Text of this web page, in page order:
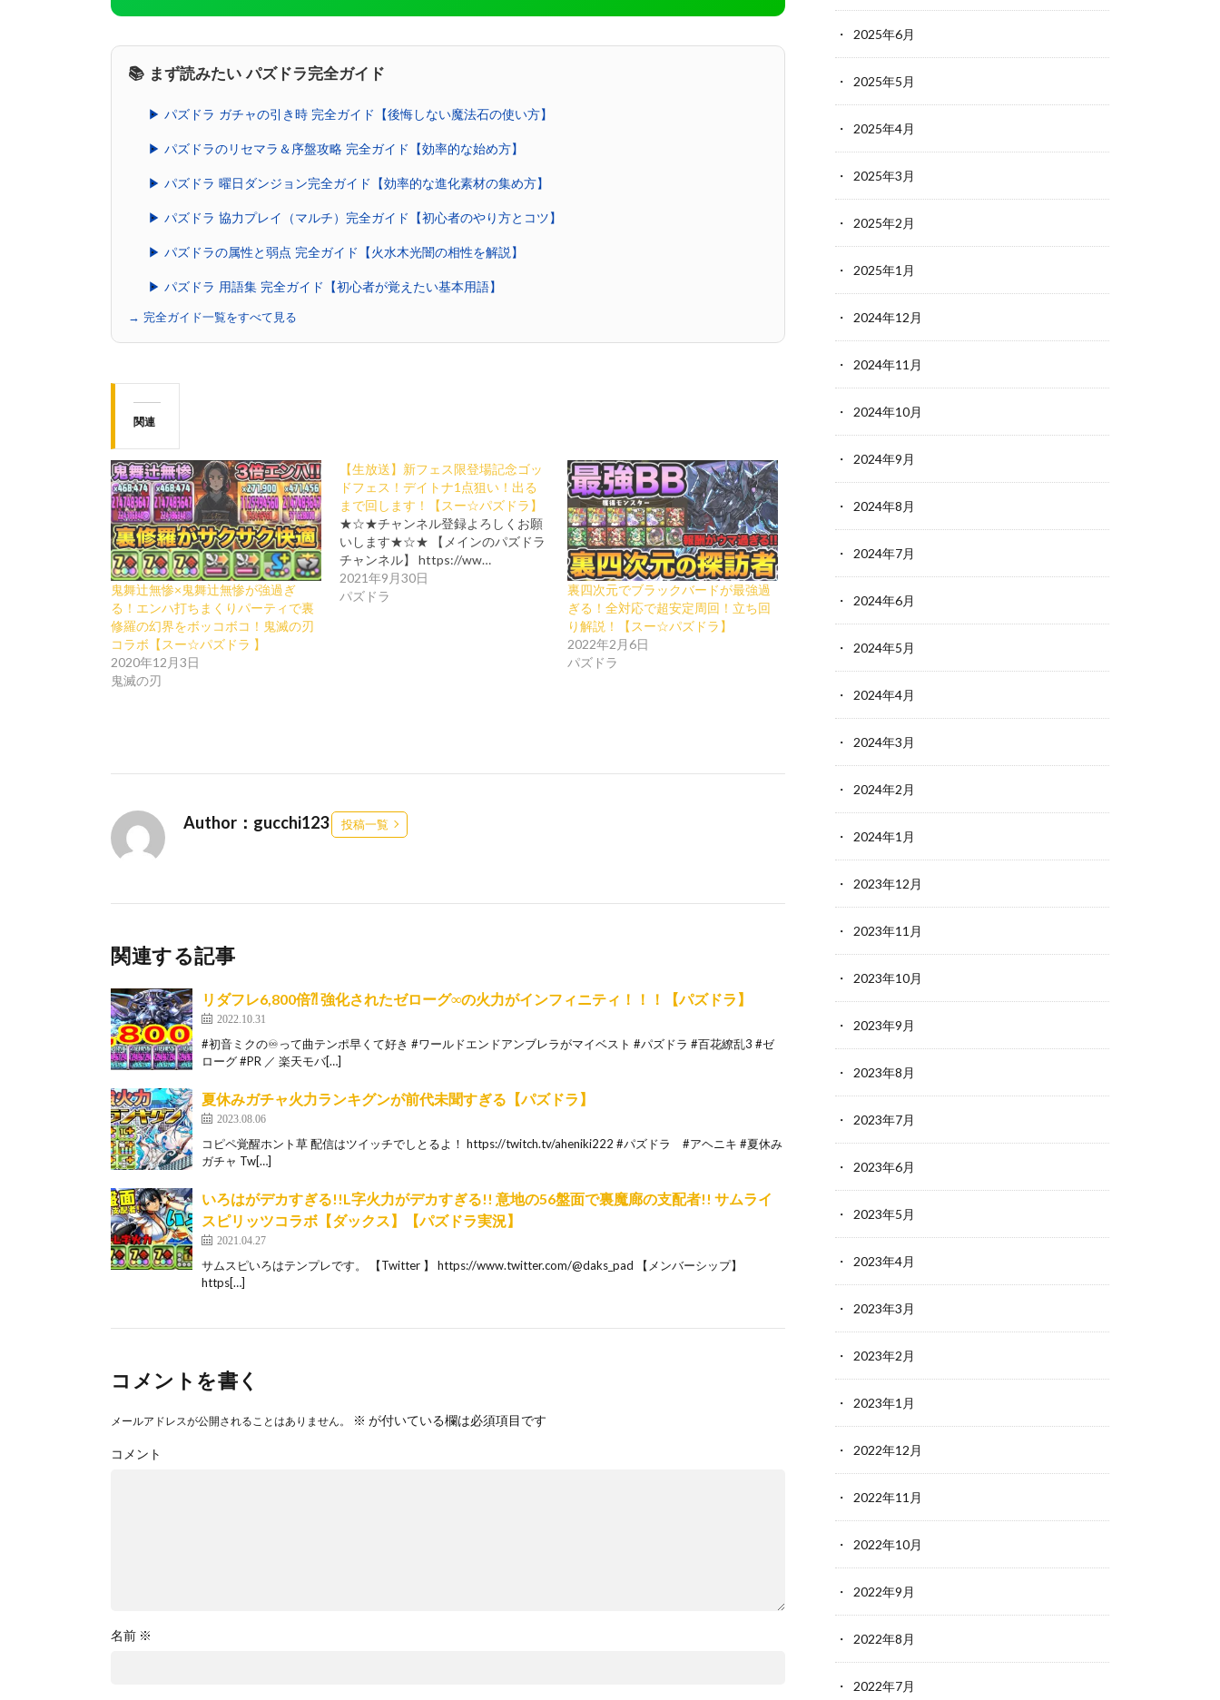
📚 まず読みたい パズドラ完全ガイド
▶ パズドラ ガチャの引き時 完全ガイド【後悔しない魔法石の使い方】
▶ パズドラのリセマラ＆序盤攻略 完全ガイド【効率的な始め方】
▶ パズドラ 曜日ダンジョン完全ガイド【効率的な進化素材の集め方】
▶ パズドラ 協力プレイ（マルチ）完全ガイド【初心者のやり方とコツ】
▶ パズドラの属性と弱点 完全ガイド【火水木光闇の相性を解説】
▶ パズドラ 用語集 完全ガイド【初心者が覚えたい基本用語】
→ 完全ガイド一覧をすべて見る
関連
鬼舞辻無惨×鬼舞辻無惨が強過ぎ
る！エンハ打ちまくりパーティで裏
修羅の幻界をボッコボコ！鬼滅の刃
コラボ【スー☆パズドラ 】
2020年12月3日
鬼滅の刃
【生放送】新フェス限登場記念ゴッ
ドフェス！デイトナ1点狙い！出る
まで回します！【スー☆パズドラ】
★☆★チャンネル登録よろしくお願
いします★☆★ 【メインのパズドラ
チャンネル】 https://ww…
2021年9月30日
パズドラ
裏四次元でブラックバードが最強過
ぎる！全対応で超安定周回！立ち回
り解説！【スー☆パズドラ】
2022年2月6日
パズドラ
Author：gucchi123 投稿一覧
関連する記事
リダフレ6,800倍⁈ 強化されたゼローグ∞の火力がインフィニティ！！！【パズドラ】
2022.10.31
#初音ミクの♾って曲テンポ早くて好き #ワールドエンドアンブレラがマイベスト #パズドラ #百花繚乱3 #ゼ
ローグ #PR ／ 楽天モバ[…]
夏休みガチャ火力ランキグンが前代未聞すぎる【パズドラ】
2023.08.06
コピペ覚醒ホント草 配信はツイッチでしとるよ！ https://twitch.tv/aheniki222 #パズドラ #アヘニキ #夏休み
ガチャ Tw[…]
いろはがデカすぎる!!L字火力がデカすぎる!! 意地の56盤面で裏魔廊の支配者!! サムライ
スピリッツコラボ【ダックス】【パズドラ実況】
2021.04.27
サムスピいろはテンプレです。 【Twitter 】 https://www.twitter.com/@daks_pad 【メンバーシップ】
https[…]
コメントを書く
メールアドレスが公開されることはありません。 ※ が付いている欄は必須項目です
コメント
名前 ※
2025年6月
2025年5月
2025年4月
2025年3月
2025年2月
2025年1月
2024年12月
2024年11月
2024年10月
2024年9月
2024年8月
2024年7月
2024年6月
2024年5月
2024年4月
2024年3月
2024年2月
2024年1月
2023年12月
2023年11月
2023年10月
2023年9月
2023年8月
2023年7月
2023年6月
2023年5月
2023年4月
2023年3月
2023年2月
2023年1月
2022年12月
2022年11月
2022年10月
2022年9月
2022年8月
2022年7月